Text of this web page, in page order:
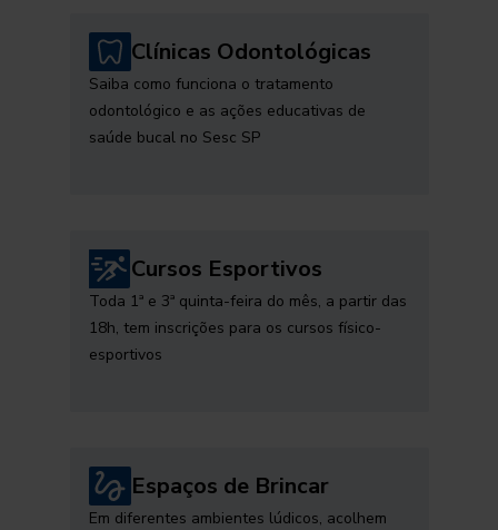
Clínicas Odontológicas
Saiba como funciona o tratamento
odontológico e as ações educativas de
saúde bucal no Sesc SP
Cursos Esportivos
Toda 1ª e 3ª quinta-feira do mês, a partir das
18h, tem inscrições para os cursos físico-
esportivos
Espaços de Brincar
Em diferentes ambientes lúdicos, acolhem